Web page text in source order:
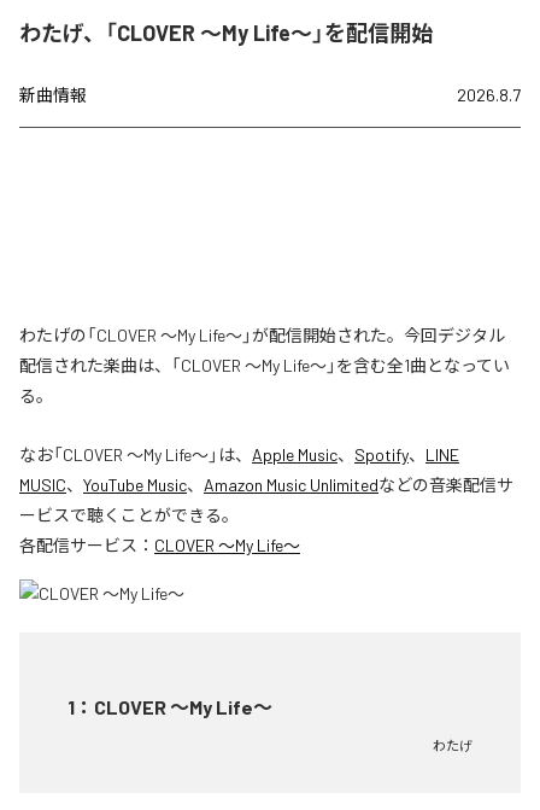
わたげ、「CLOVER ～My Life～」を配信開始
新曲情報 2026.8.7
わたげの「CLOVER ～My Life～」が配信開始された。今回デジタル
配信された楽曲は、「CLOVER ～My Life～」を含む全1曲となってい
る。
なお「CLOVER ～My Life～」は、 Apple Music、 Spotify、 LINE
MUSIC、 YouTube Music、 Amazon Music Unlimitedなどの音楽配信サ
ービスで聴くことができる。
各配信サービス： CLOVER ～My Life～
1 ： CLOVER ～My Life～
わたげ